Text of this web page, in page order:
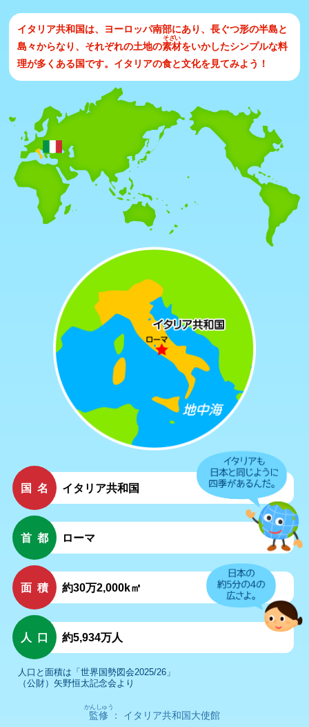
イタリア共和国は、ヨーロッパ南部にあり、長ぐつ形の半島と
島々からなり、それぞれの土地の素材
そざい
をいかしたシンプルな料
理が多くある国です。イタリアの食と文化を見てみよう！
国名 イタリア共和国
首都 ローマ
面積 約30万2,000k㎡
人口 約5,934万人
人口と面積は「世界国勢図会2025/26」
（公財）矢野恒太記念会より
監修
かんしゅう
： イタリア共和国大使館